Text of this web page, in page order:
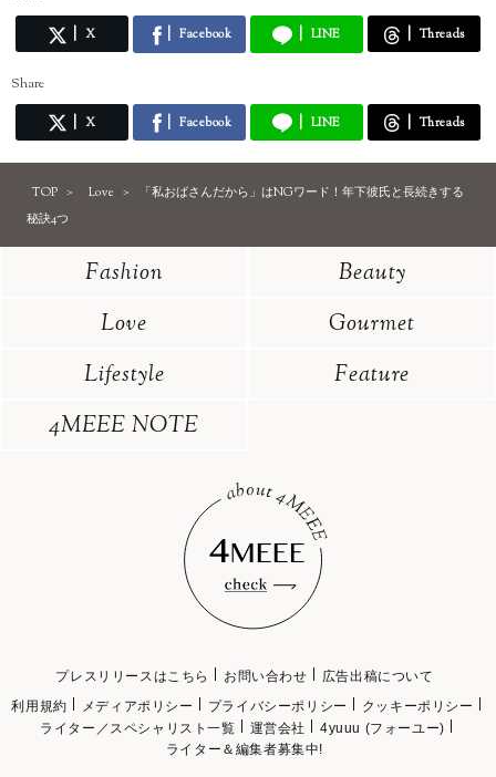
X Facebook LINE Threads
Share
X Facebook LINE Threads
TOP Love
「私おばさんだから」はNGワード！年下彼氏と長続きする
秘訣4つ
Fashion
Beauty
Love
Gourmet
Lifestyle
Feature
4MEEE NOTE
プレスリリースはこちら お問い合わせ
広告出稿について
利用規約
メディアポリシー プライバシーポリシー
クッキーポリシー
ライター／スペシャリスト一覧
運営会社
4yuuu (フォーユー)
ライター＆編集者募集中!